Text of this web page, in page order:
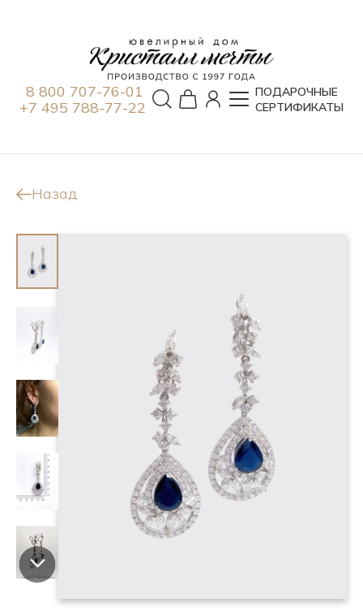
8 800 707-76-01
+7 495 788-77-22
ПОДАРОЧНЫЕ
СЕРТИФИКАТЫ
Назад